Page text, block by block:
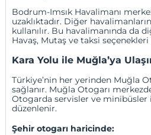
Bodrum-Imsık Havalimanı
uzaklıktadır. Diğer
kullanılır. Bu havalimanında da
Havaş, Mutaş ve taksi
Kara Yolu ile Muğla’ya
Türkiye’nin her yerinden Muğla
sağlanır. Muğla Otogarı
Otogarda servisler ve minibüsler
düzenlenir.
Şehir otogarı haricinde: